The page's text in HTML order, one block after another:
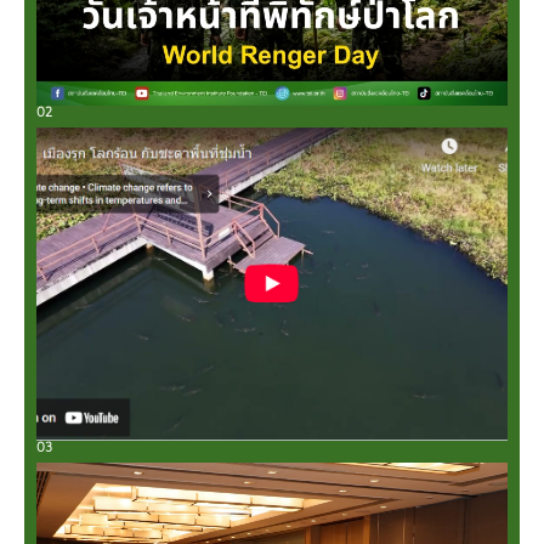
02
03